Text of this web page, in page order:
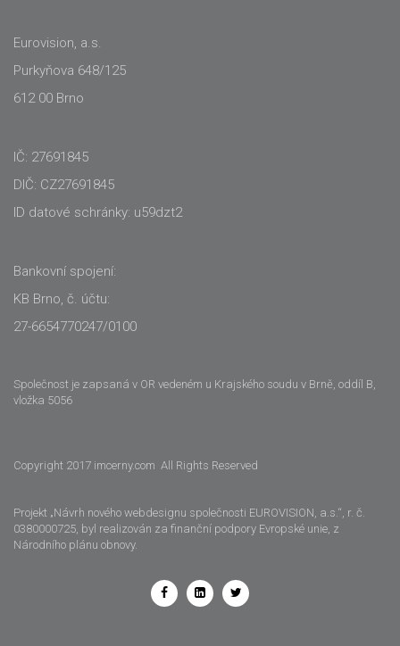
Eurovision, a.s.
Purkyňova 648/125
612 00 Brno
IČ: 27691845
DIČ: CZ27691845
ID datové schránky: u59dzt2
Bankovní spojení:
KB Brno, č. účtu:
27-6654770247/0100
Společnost je zapsaná v OR vedeném u Krajského soudu v Brně, oddíl B,
vložka 5056
Copyright 2017 imcerny.com All Rights Reserved
Projekt „Návrh nového webdesignu společnosti EUROVISION, a.s.“, r. č.
0380000725, byl realizován za finanční podpory Evropské unie, z
Národního plánu obnovy.